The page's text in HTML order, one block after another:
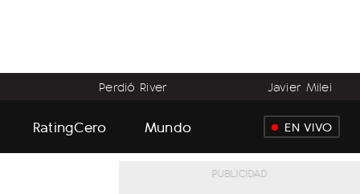
Perdió River Javier Milei
RatingCero Mundo EN VIVO